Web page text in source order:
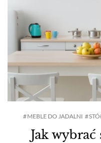
Jak wybrać
MEBLE DO JADALNI